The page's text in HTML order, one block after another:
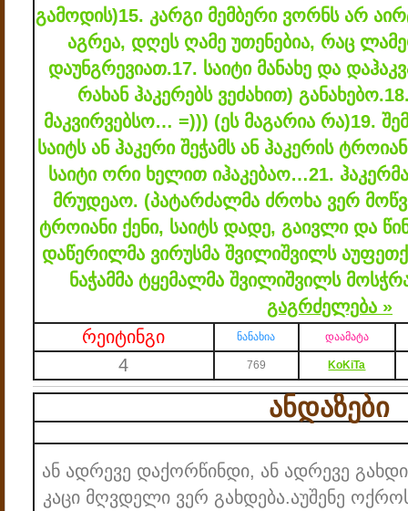
გამოდის)15. კარგი მემბერი ვორნს არ
აგრეა, დღეს ღამე უთენებია, რაც
დაუნგრევიათ.17. საიტი მანახე და
რახან ჰაკერებს ვეძახით) განახებო.
მაკვირვებსო… =))) (ეს მაგარია რა)19.
საიტს ან ჰაკერი შეჭამს ან ჰაკერის
საიტი ორი ხელით იჰაკებაო…21.
მრუდეაო. (პატარძალმა ძროხა ვერ
ტროიანი ქენი, საიტს დადე, გაივლი და
დაწერილმა ვირუსმა შვილიშვილს
ნაჭამმა ტყემალმა შვილიშვილს
გაგრძელება »
რეიტინგი
ნანახია დაამატა
4 769 KoKiTa
ანდაზები
ან ადრევე დაქორწინდი, ან ადრევე
კაცი მღვდელი ვერ გახდება.აუშენე